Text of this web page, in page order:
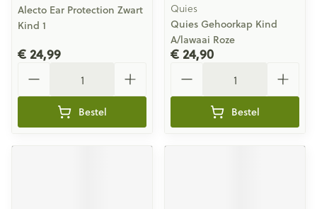
Alecto Ear Protection Zwart
Kind 1
€ 24,99
Bestel
Quies
Quies Gehoorkap Kind
A/lawaai Roze
€ 24,90
Bestel